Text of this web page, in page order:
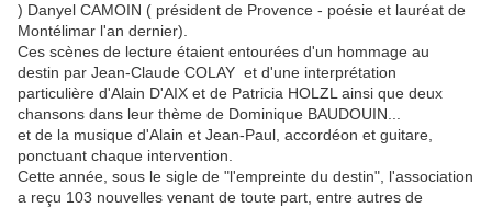
) Danyel CAMOIN ( président de Provence - poésie et lauréat de
Montélimar l'an dernier).
Ces scènes de lecture étaient entourées d'un hommage au
destin par Jean-Claude COLAY et d'une interprétation
particulière d'Alain D'AIX et de Patricia HOLZL ainsi que deux
chansons dans leur thème de Dominique BAUDOUIN...
et de la musique d'Alain et Jean-Paul, accordéon et guitare,
ponctuant chaque intervention.
Cette année, sous le sigle de "l'empreinte du destin", l'association
a reçu 103 nouvelles venant de toute part, entre autres de